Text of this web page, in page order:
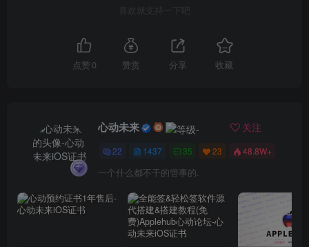
喜欢就支持一下吧
点赞 0 赞赏 分享 收藏
心动未来 关注
22 1437 35 23 48.8W+
一个什么都不干的管事的.